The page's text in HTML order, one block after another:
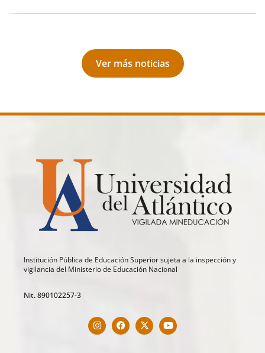
Ver más noticias
Institución Pública de Educación Superior sujeta a la inspección y
vigilancia del Ministerio de Educación Nacional
Nit. 890102257-3